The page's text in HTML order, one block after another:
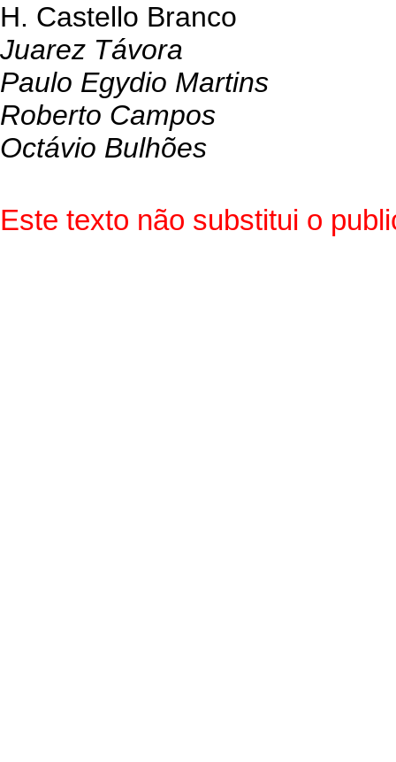
H. Castello Branco
Juarez Távora
Paulo Egydio Martins
Roberto Campos
Octávio Bulhões
Este texto não substitui o